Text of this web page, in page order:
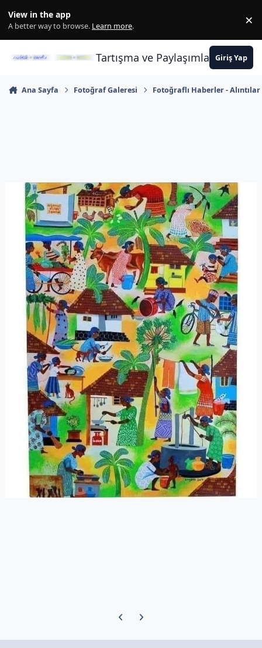
View in the app
A better way to browse. Learn more. ×
Tartışma ve PaylaşımlarınGiriş Yap
Ana Sayfa Fotoğraf Galeresi Fotoğraflı Haberler - Alıntılar
Previous carousel slide
Next carousel slide